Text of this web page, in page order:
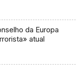
da Europa
atual